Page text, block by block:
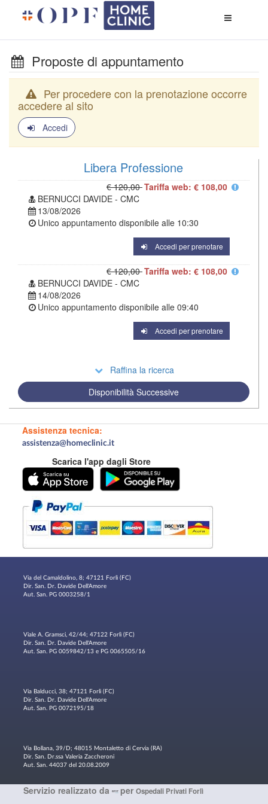
di
Proposte di appuntamento
Per procedere con la prenotazione occorre
accedere al sito
Accedi
Libera Professione
€ 120,00Tariffa web: € 108,00
BERNUCCI DAVIDE - CMC
13/08/2026
Unico appuntamento disponibile alle 10:30
Accedi per prenotare
€ 120,00Tariffa web: € 108,00
BERNUCCI DAVIDE - CMC
14/08/2026
Unico appuntamento disponibile alle 09:40
Accedi per prenotare
Raffina la ricerca
Disponibilità Successive
Assistenza tecnica:
assistenza@homeclinic.it
Scarica l'app dagli Store
Via del Camaldolino, 8; 47121 Forlì (FC)
Dir. San. Dr. Davide Dell'Amore
Aut. San. PG 0003258/1
Viale A. Gramsci, 42/44; 47122 Forlì (FC)
Dir. San. Dr. Davide Dell'Amore
Aut. San. PG 0059842/13 e PG 0065505/16
Via Balducci, 38; 47121 Forlì (FC)
Dir. San. Dr. Davide Dell'Amore
Aut. San. PG 0072195/18
Via Bollana, 39/D; 48015 Montaletto di Cervia (RA)
Dir. San. Dr.ssa Valeria Zaccheroni
Aut. San. 44037 del 20.08.2009
Servizio realizzato da per Ospedali Privati Forlì